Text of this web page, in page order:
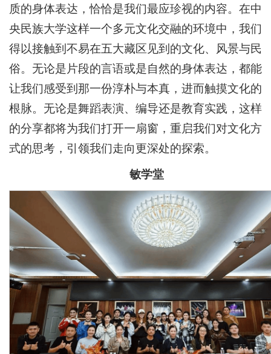
质的身体表达，恰恰是我们最应珍视的内容。在中
央民族大学这样一个多元文化交融的环境中，我们
得以接触到不易在五大藏区见到的文化、风景与民
俗。无论是片段的言语或是自然的身体表达，都能
让我们感受到那一份淳朴与本真，进而触摸文化的
根脉。无论是舞蹈表演、编导还是教育实践，这样
的分享都将为我们打开一扇窗，重启我们对文化方
式的思考，引领我们走向更深处的探索。
敏学堂